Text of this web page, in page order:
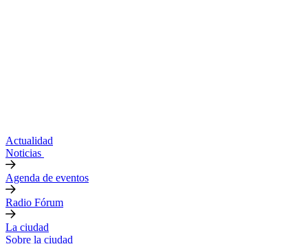
Actualidad
Noticias
Agenda de eventos
Radio Fórum
La ciudad
Sobre la ciudad